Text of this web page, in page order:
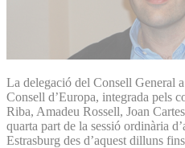
La delegació del Consell General
Consell d’Europa, integrada pels
Riba, Amadeu Rossell, Joan
quarta part de la sessió ordinària
Estrasburg des d’aquest dilluns